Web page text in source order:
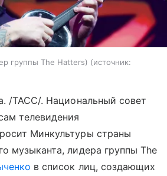
группы The Hatters)
источник:
/ТАСС/. Национальный совет
телевидения
Минкультуры страны
музыканта, лидера группы The
в список лиц, создающих